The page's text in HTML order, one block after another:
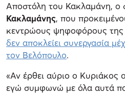
Αποστόλη του Κακλαμάνη, ο
Κακλαμάνης, που
κεντρώους ψηφοφόρους της
δεν αποκλείει συνεργασία
τον Βελόπουλο.
«Αν έρθει αύριο ο Κυριάκος
εγώ συμφωνώ με όλα αυτά